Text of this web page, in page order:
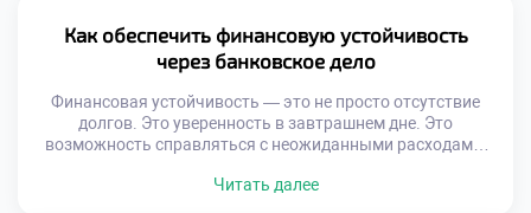
адаптироваться в реальных условиях. Учебный процесс
строится на сочетании дисциплин, связанных с
финансами, правом, бухгалтерией […]
Как обеспечить финансовую устойчивость
через банковское дело
Финансовая устойчивость — это не просто отсутствие
долгов. Это уверенность в завтрашнем дне. Это
возможность справляться с неожиданными расходами,
становится надёжным фундаментом, на котором
Читать далее